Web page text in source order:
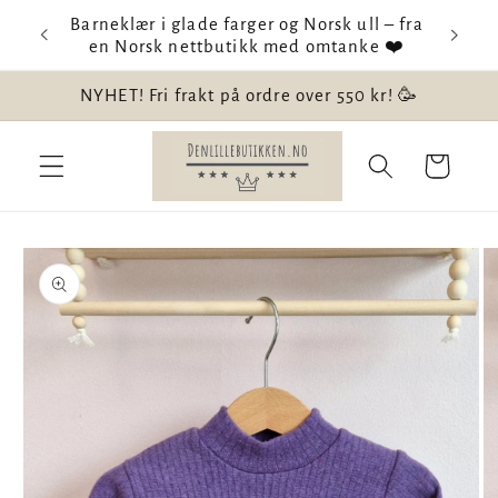
til
innholdet
Barneklær i glade farger og Norsk ull – fra
en Norsk nettbutikk med omtanke ❤️
NYHET! Fri frakt på ordre over 550 kr! 🥳
Handlekurv
til